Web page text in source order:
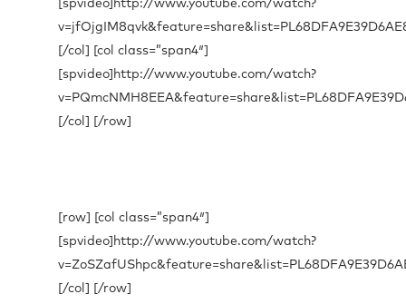
[spvideo]http://www.youtube.com/watch?
[/col] [col class=”span4″]
[spvideo]http://www.youtube.com/watch?
[/col] [/row]
[row] [col class=”span4″]
[spvideo]http://www.youtube.com/watch?
[/col] [/row]